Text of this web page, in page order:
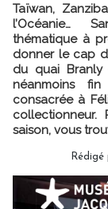
Taïwan,
l’Océanie…
thématique à
donner le cap
du quai Branly
néanmoins
consacrée à
saison, vous
Rédigé